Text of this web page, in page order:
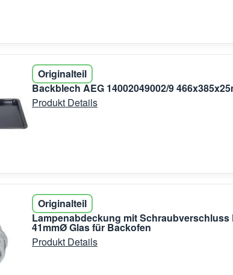
Originalteil
Backblech AEG 14002049002/9
Produkt Details
Originalteil
Lampenabdeckung mit Schraubverschluss
41mmØ Glas für Backofen
Produkt Details